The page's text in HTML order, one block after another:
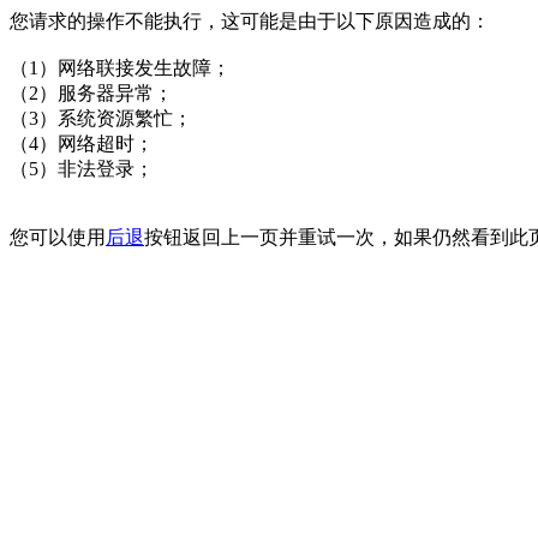
您请求的操作不能执行，这可能是由于以下原因造成的：
（1）网络联接发生故障；
（2）服务器异常；
（3）系统资源繁忙；
（4）网络超时；
（5）非法登录；
您可以使用 后退按钮返回上一页并重试一次，如果仍然看到此